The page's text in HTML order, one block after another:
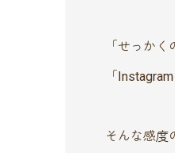
「せっか
「
そんな感度